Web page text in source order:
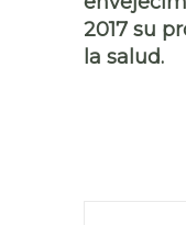
2017 su
la salud.